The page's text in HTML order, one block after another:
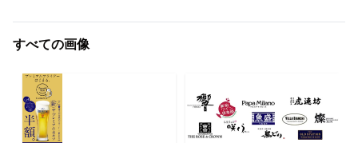
すべての画像